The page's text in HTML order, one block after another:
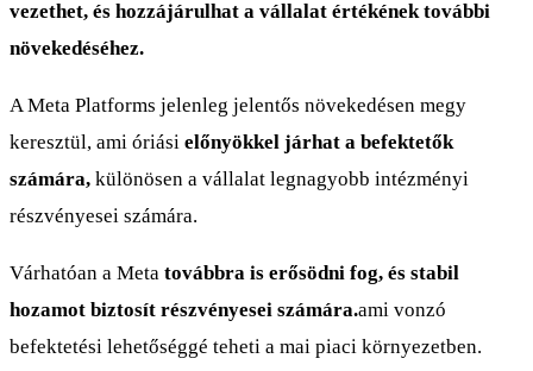
vezethet, és hozzájárulhat a vállalat értékének további
növekedéséhez.
A Meta Platforms jelenleg jelentős növekedésen megy
keresztül, ami óriási előnyökkel járhat a befektetők
számára, különösen a vállalat legnagyobb intézményi
részvényesei számára.
Várhatóan a Meta továbbra is erősödni fog, és stabil
hozamot biztosít részvényesei számára.ami vonzó
befektetési lehetőséggé teheti a mai piaci környezetben.